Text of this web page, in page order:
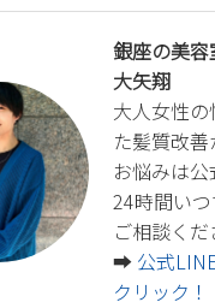
銀座の美
大矢翔
大人女性
た髪質改善
お悩みは
24時間い
ご相談くだ
➡️ 公式
クリック！